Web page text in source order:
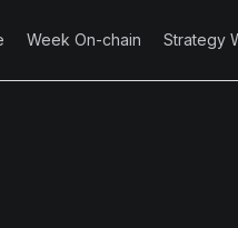
Week On-chain Strategy